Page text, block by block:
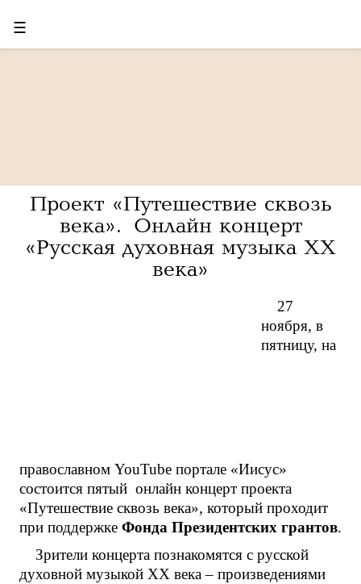
☰
Проект «Путешествие сквозь
века». Онлайн концерт
«Русская духовная музыка XX
века»
27
ноября, в
пятницу, на
православном YouTube портале «Иисус»
состоится пятый онлайн концерт проекта
«Путешествие сквозь века», который проходит
при поддержке Фонда Президентских грантов.
Зрители концерта познакомятся с русской
духовной музыкой XX века – произведениями